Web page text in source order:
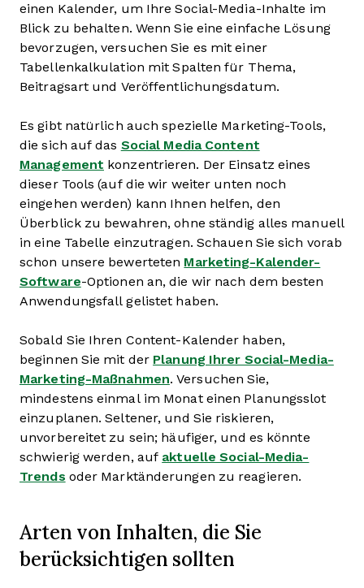
einen Kalender, um Ihre Social-Media-Inhalte im
Blick zu behalten. Wenn Sie eine einfache Lösung
bevorzugen, versuchen Sie es mit einer
Tabellenkalkulation mit Spalten für Thema,
Beitragsart und Veröffentlichungsdatum.
Es gibt natürlich auch spezielle Marketing-Tools,
die sich auf das Social Media Content
Management konzentrieren. Der Einsatz eines
dieser Tools (auf die wir weiter unten noch
eingehen werden) kann Ihnen helfen, den
Überblick zu bewahren, ohne ständig alles manuell
in eine Tabelle einzutragen. Schauen Sie sich vorab
schon unsere bewerteten Marketing-Kalender-
Software-Optionen an, die wir nach dem besten
Anwendungsfall gelistet haben.
Sobald Sie Ihren Content-Kalender haben,
beginnen Sie mit der Planung Ihrer Social-Media-
Marketing-Maßnahmen. Versuchen Sie,
mindestens einmal im Monat einen Planungsslot
einzuplanen. Seltener, und Sie riskieren,
unvorbereitet zu sein; häufiger, und es könnte
schwierig werden, auf aktuelle Social-Media-
Trends oder Marktänderungen zu reagieren.
Arten von Inhalten, die Sie
berücksichtigen sollten